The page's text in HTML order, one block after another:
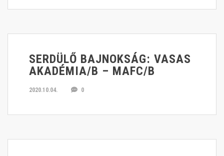
SERDÜLŐ BAJNOKSÁG: VASAS
AKADÉMIA/B – MAFC/B
2020.10.04. 0